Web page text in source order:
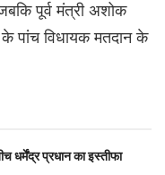
पूर्व मंत्री अशोक
पांच विधायक मतदान के
प्रधान का इस्तीफा